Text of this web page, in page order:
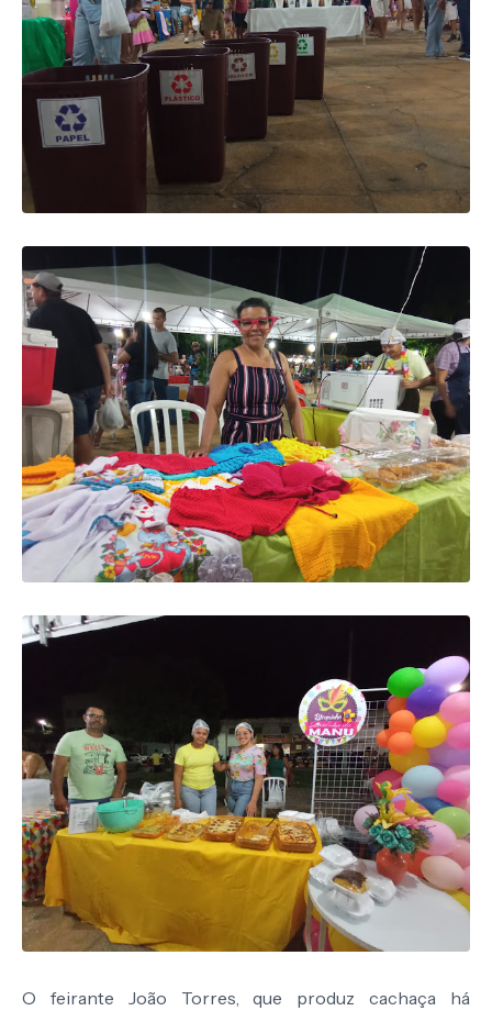
O feirante João Torres, que produz cachaça há